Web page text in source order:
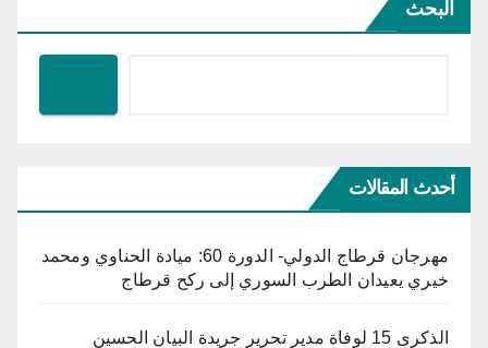
البحث
أحدث المقالات
مهرجان قرطاج الدولي- الدورة 60: ميادة الحناوي ومحمد
خيري يعيدان الطرب السوري إلى ركح قرطاج
الذكرى 15 لوفاة مدير تحرير جريدة البيان الحسين